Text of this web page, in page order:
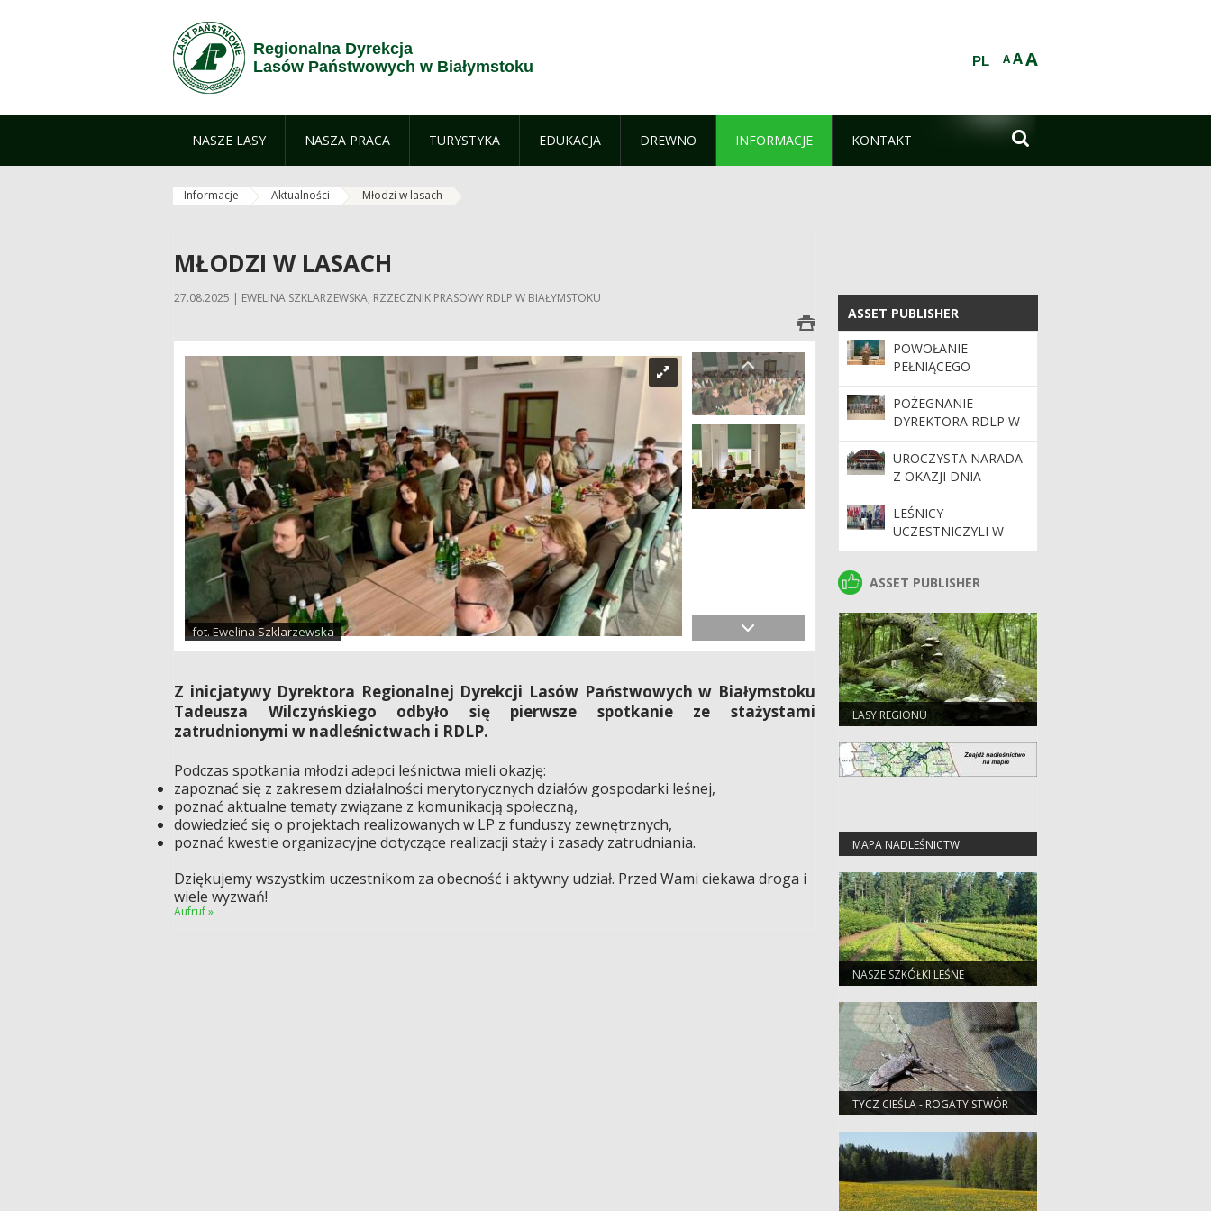
Regionalna Dyrekcja
Lasów Państwowych w Białymstoku
AAA
PL
NASZE LASY NASZA PRACA TURYSTYKA EDUKACJA DREWNO INFORMACJE KONTAKT 
Informacje Aktualności Młodzi w lasach
MŁODZI W LASACH
27.08.2025 | EWELINA SZKLARZEWSKA, RZZECZNIK PRASOWY RDLP W BIAŁYMSTOKU
fot. Ewelina Szklarzewska
Z inicjatywy Dyrektora Regionalnej Dyrekcji Lasów Państwowych w Białymstoku
Tadeusza Wilczyńskiego odbyło się pierwsze spotkanie ze stażystami
zatrudnionymi w nadleśnictwach i RDLP.
Podczas spotkania młodzi adepci leśnictwa mieli okazję:
zapoznać się z zakresem działalności merytorycznych działów gospodarki leśnej,
poznać aktualne tematy związane z komunikacją społeczną,
dowiedzieć się o projektach realizowanych w LP z funduszy zewnętrznych,
poznać kwestie organizacyjne dotyczące realizacji staży i zasady zatrudniania.
Dziękujemy wszystkim uczestnikom za obecność i aktywny udział. Przed Wami ciekawa droga i
wiele wyzwań!
Aufruf »
ASSET PUBLISHER
ASSET PUBLISHER
POWOŁANIE
PEŁNIĄCEGO
OBOWIĄZKI
DYREKTORA RDLP W
BIAŁYMSTOKU
POŻEGNANIE
DYREKTORA RDLP W
BIAŁYMSTOKU
UROCZYSTA NARADA
Z OKAZJI DNIA
LEŚNIKA 2026
LEŚNICY
UCZESTNICZYLI W
WOJEWÓDZKICH
POLICJI W
ASSET PUBLISHER
ASSET PUBLISHER
LASY REGIONU
MAPA NADLEŚNICTW
NASZE SZKÓŁKI LEŚNE
TYCZ CIEŚLA - ROGATY STWÓR